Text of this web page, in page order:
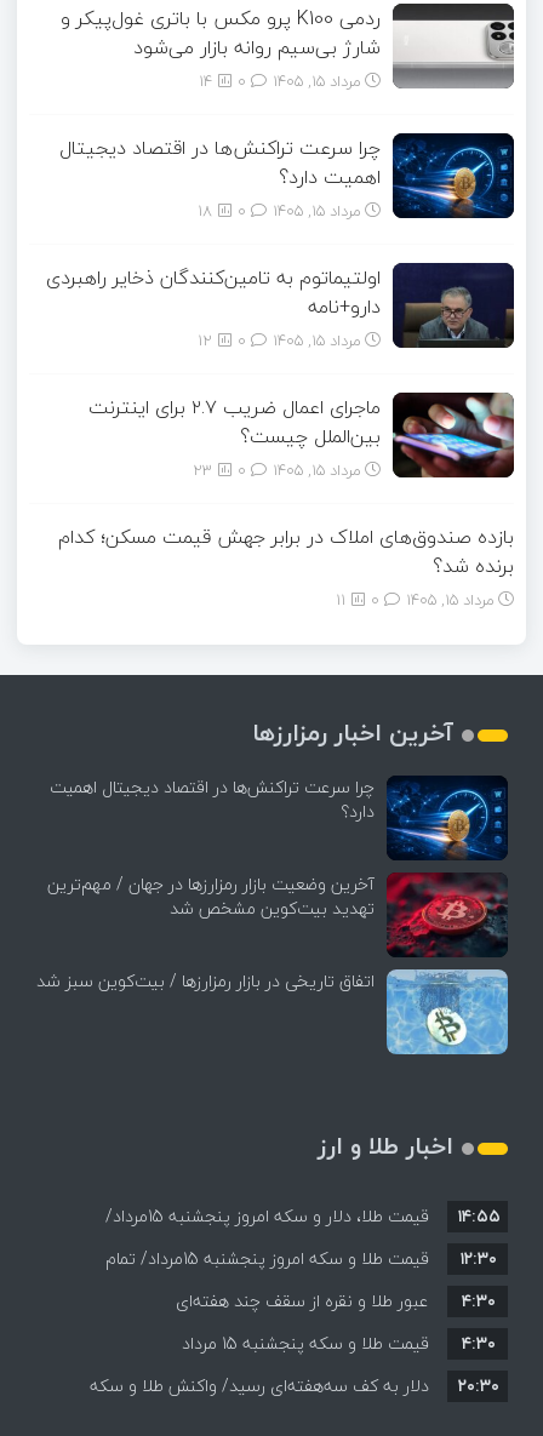
ردمی K100 پرو مکس با باتری غول‌پیکر و
شارژ بی‌سیم روانه بازار می‌شود
مرداد ۱۵, ۱۴۰۵ 14
چرا سرعت تراکنش‌ها در اقتصاد دیجیتال
اهمیت دارد؟
مرداد ۱۵, ۱۴۰۵ 18
اولتیماتوم به تامین‌کنندگان ذخایر راهبردی
دارو+نامه
مرداد ۱۵, ۱۴۰۵ 12
ماجرای اعمال ضریب ۲.۷ برای اینترنت
بین‌الملل چیست؟
مرداد ۱۵, ۱۴۰۵ 23
بازده صندوق‌های املاک در برابر جهش قیمت مسکن؛ کدام
برنده شد؟
مرداد ۱۵, ۱۴۰۵ 11
آخرین اخبار رمزارزها
چرا سرعت تراکنش‌ها در اقتصاد دیجیتال اهمیت
دارد؟
آخرین وضعیت بازار رمزارزها در جهان / مهم‌ترین
تهدید بیت‌کوین مشخص شد
اتفاق تاریخی در بازار رمزارزها / بیت‌کوین سبز شد
اخبار طلا و ارز
قیمت طلا، دلار و سکه امروز پنجشنبه 15مرداد/
افزایش قیمت ها + جدول
۱۴:۵۵
قیمت طلا و سکه امروز پنجشنبه 15مرداد/ تمام
قیمت ها بر مدار افزایش + جدول
۱۲:۳۰
عبور طلا و نقره از سقف چند هفته‌ای
۴:۳۰
قیمت طلا و سکه پنجشنبه 15 مرداد
۴:۳۰
دلار به کف سه‌هفته‌ای رسید/ واکنش طلا و سکه
۲۰:۳۰